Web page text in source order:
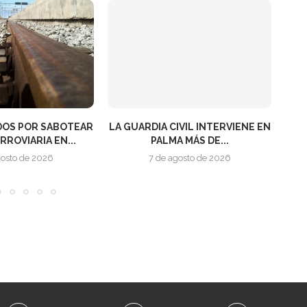
INTERVIENE EN
MÁS DE...
de 2026
DESARTICULADA UNA DE LAS
MAYORES ESTRUCTURAS
CRIMINALES ESPECIALIZADAS...